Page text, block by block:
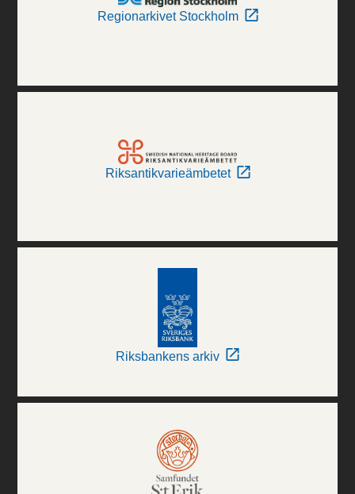
Regionarkivet Stockholm
Riksantikvarieämbetet
Riksbankens arkiv